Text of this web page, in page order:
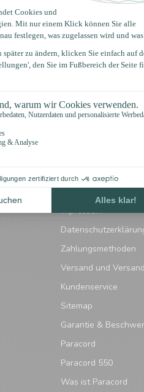
Sie Nachrichten?
Sie sofort 5 % Rabatt!
Informationen
Widerrufsbelehrung
Impressum
Zahlungsmethoden
Versand und
Kundenservice
Sitemap
Garantie &
Paracord
Paracord 550
Was ist Paracord